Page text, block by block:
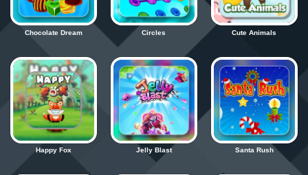
Chocolate Dream Circles Cute Animals
Happy Fox Jelly Blast Santa Rush